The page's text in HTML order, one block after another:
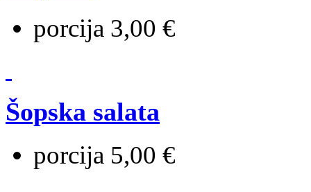
porcija 3,00 €
Šopska salata
porcija 5,00 €